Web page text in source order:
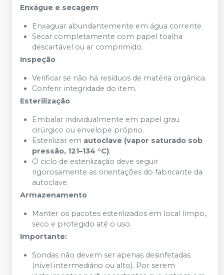
Enxágue e secagem
Enxaguar abundantemente em água corrente.
Secar completamente com papel toalha
descartável ou ar comprimido.
Inspeção
Verificar se não há resíduos de matéria orgânica.
Conferir integridade do item.
Esterilização
Embalar individualmente em papel grau
cirúrgico ou envelope próprio.
Esterilizar em autoclave (vapor saturado sob
pressão, 121–134 °C).
O ciclo de esterilização deve seguir
rigorosamente as orientações do fabricante da
autoclave.
Armazenamento
Manter os pacotes esterilizados em local limpo,
seco e protegido até o uso.
Importante:
Sondas não devem ser apenas desinfetadas
(nível intermediário ou alto). Por serem